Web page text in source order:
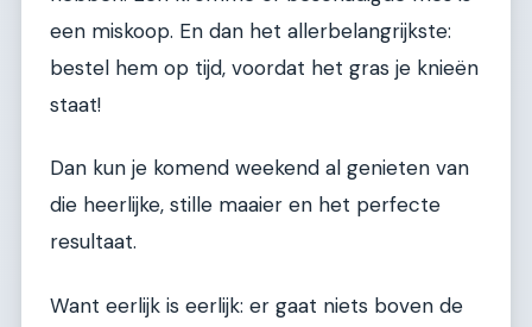
een miskoop. En dan het allerbelangrijkste:
bestel hem op tijd, voordat het gras je knieën
staat!
Dan kun je komend weekend al genieten van
die heerlijke, stille maaier en het perfecte
resultaat.
Want eerlijk is eerlijk: er gaat niets boven de